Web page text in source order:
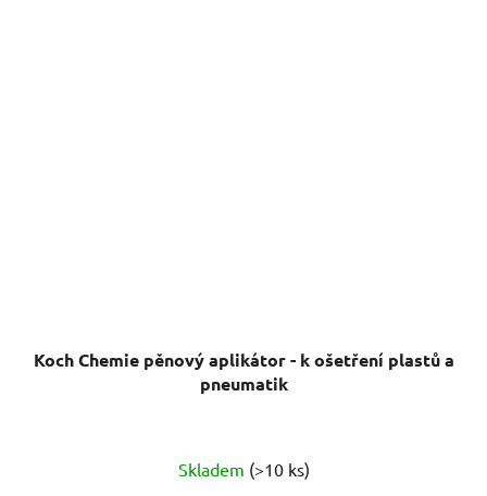
Koch Chemie pěnový aplikátor - k ošetření plastů a
pneumatik
hodnocení
Skladem (>10 ks)